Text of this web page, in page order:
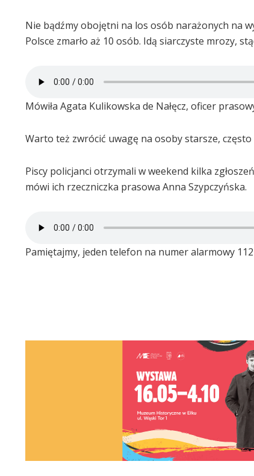
Nie bądźmy obojętni na los osób narażonych na
Polsce zmarło aż 10 osób. Idą siarczyste mrozy,
Mówiła Agata Kulikowska de Nałęcz, oficer
Warto też zwrócić uwagę na osoby starsze,
Piscy policjanci otrzymali w weekend kilka
mówi ich rzeczniczka prasowa Anna Szypczyńska.
Pamiętajmy, jeden telefon na numer alarmowy